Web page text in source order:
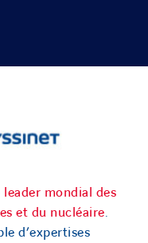
mondial des
et du nucléaire.
d’expertises